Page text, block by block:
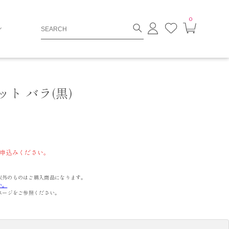
ロ
グ
お
0
ト バラ(黒)
込みください。
のものはご購入商品になります。
ジをご参照ください。